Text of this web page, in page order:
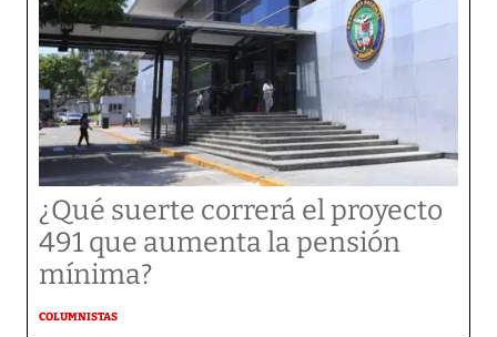
¿Qué suerte correrá el proyecto
491 que aumenta la pensión
mínima?
COLUMNISTAS